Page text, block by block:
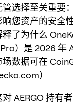
管选择至关重要
响您资产的安全
了为什么
）是 2026 年
数据可在
）
AERGO 持有